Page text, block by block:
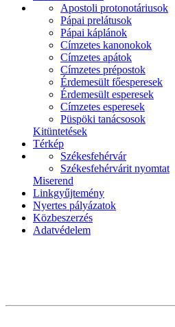
Apostoli protonotáriusok
Pápai prelátusok
Pápai káplánok
Címzetes kanonokok
Címzetes apátok
Címzetes prépostok
Érdemesült főesperesek
Érdemesült esperesek
Címzetes esperesek
Püspöki tanácsosok
Kitüntetések
Térkép
Székesfehérvár
Székesfehérvárit nyomtat
Miserend
Linkgyűjtemény
Nyertes pályázatok
Közbeszerzés
Adatvédelem